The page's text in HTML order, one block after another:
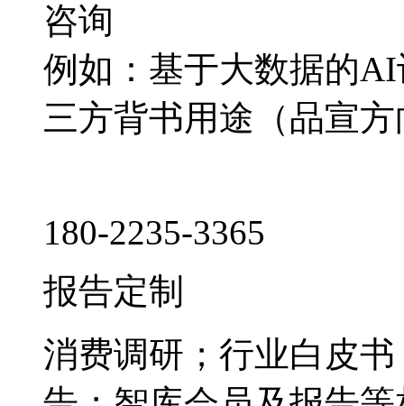
咨询
例如：基于大数据的
三方背书用途（品宣
180-2235-3365
报告定制
消费调研；行业白皮